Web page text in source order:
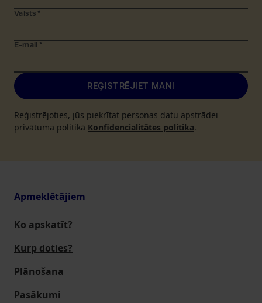
Valsts *
E-mail *
REĢISTRĒJIET MANI
Reģistrējoties, jūs piekrītat personas datu apstrādei
privātuma politikā Konfidencialitātes politika.
Apmeklētājiem
Ko apskatīt?
Kurp doties?
Plānošana
Pasākumi